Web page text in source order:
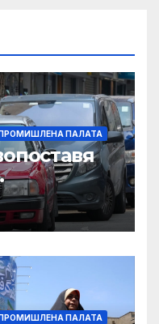
ПАЛАТА
на
искове за
ПАЛАТА